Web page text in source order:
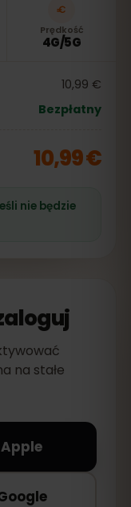
Prędkość
4G/5G
10,99 €
Bezpłatny
10,99 €
nie będzie
na stałe